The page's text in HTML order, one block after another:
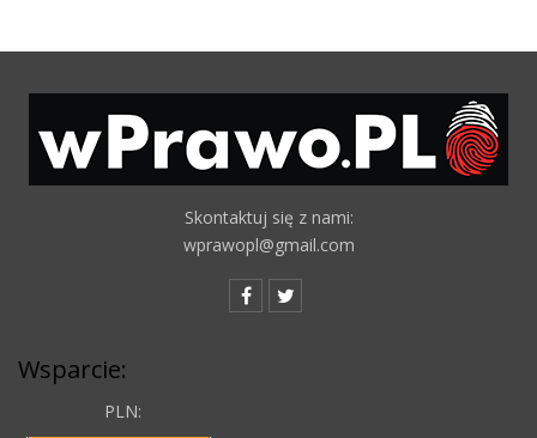
Skontaktuj się z nami:
wprawopl@gmail.com
Wsparcie:
PLN: